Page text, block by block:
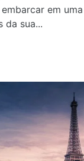
em
da sua...